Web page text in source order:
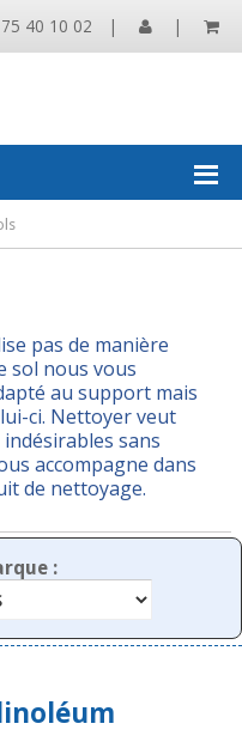
40 10 02 | |
pas de manière
sol nous vous
au support mais
ci. Nettoyer veut
sans
accompagne dans
de nettoyage.
: